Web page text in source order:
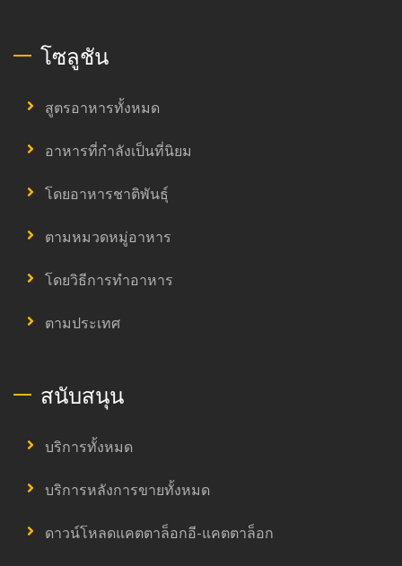
โซลูชัน
สูตรอาหารทั้งหมด
อาหารที่กำลังเป็นที่นิยม
โดยอาหารชาติพันธุ์
ตามหมวดหมู่อาหาร
โดยวิธีการทำอาหาร
ตามประเทศ
สนับสนุน
บริการทั้งหมด
บริการหลังการขายทั้งหมด
ดาวน์โหลดแคตตาล็อกอี-แคตตาล็อก